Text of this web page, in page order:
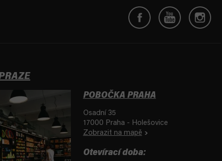
POBOČKA PRAHA
Osadní 35
17000 Praha - Holešovice
Zobrazit na mapě
Otevírací doba: